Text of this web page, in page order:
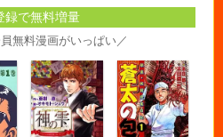
録で無料増量
無料漫画がいっぱい／